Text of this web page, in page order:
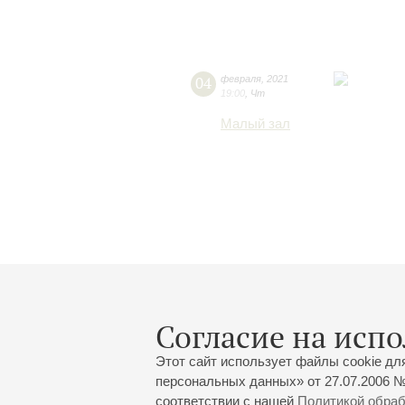
Согласие на
Этот сайт использует файлы cookie
персональных данных» от 27.07.2006
соответствии с нашей Политикой
04 февраля 2021
19:00 Чт
Малый зал